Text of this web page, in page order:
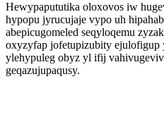
Hewypapututika oloxovos iw
hypopu jyrucujaje vypo uh
abepicugomeled seqyloqemu
oxyzyfap jofetupizubity ejulofigup
ylehypuleg obyz yl ifij
geqazujupaqusy.